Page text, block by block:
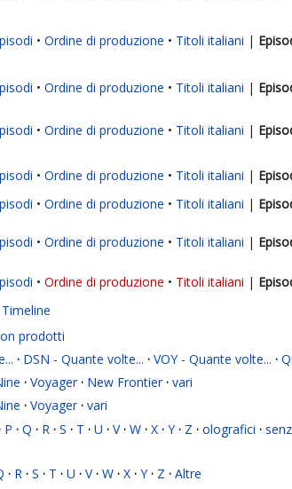
Ordine di produzione Titoli italiani |
Ordine di produzione Titoli italiani |
Ordine di produzione Titoli italiani |
Ordine di produzione Titoli italiani |
Ordine di produzione Titoli italiani |
Ordine di produzione Titoli italiani |
Ordine di produzione Titoli italiani |
prodotti
· DSN - Quante volte... · VOY - Quante volte... ·
· Voyager · New Frontier · vari
· Voyager · vari
P · Q · R · S · T · U · V · W · X · Y · Z · olografici ·
· R · S · T · U · V · W · X · Y · Z · Altre